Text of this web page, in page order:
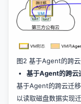
图2 基于Agent的跨
基于Agent的跨云
基于Agent的跨云迁
以读取磁盘数据实现